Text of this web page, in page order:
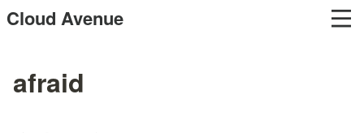
Cloud Avenue
afraid